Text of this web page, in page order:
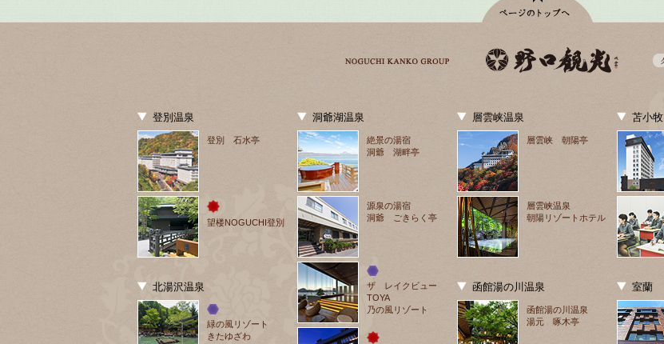
登別温泉
登別 石水亭
望楼NOGUCHI登別
北湯沢温泉
緑の風リゾート
きたゆざわ
洞爺湖温泉
絶景の湯宿
洞爺 湖畔亭
源泉の湯宿
洞爺 ごきらく亭
ザ　レイクビュー
TOYA
乃の風リゾート
層雲峡温泉
層雲峡 朝陽亭
層雲峡温泉
朝陽リゾートホテル
函館湯の川温泉
函館湯の川温泉
湯元 啄木亭
苫小牧
室蘭